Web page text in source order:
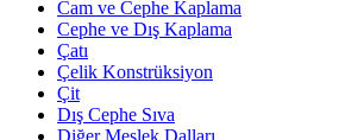
Cam ve Cephe Kaplama
Cephe ve Dış Kaplama
Çatı
Çelik Konstrüksiyon
Çit
Dış Cephe Sıva